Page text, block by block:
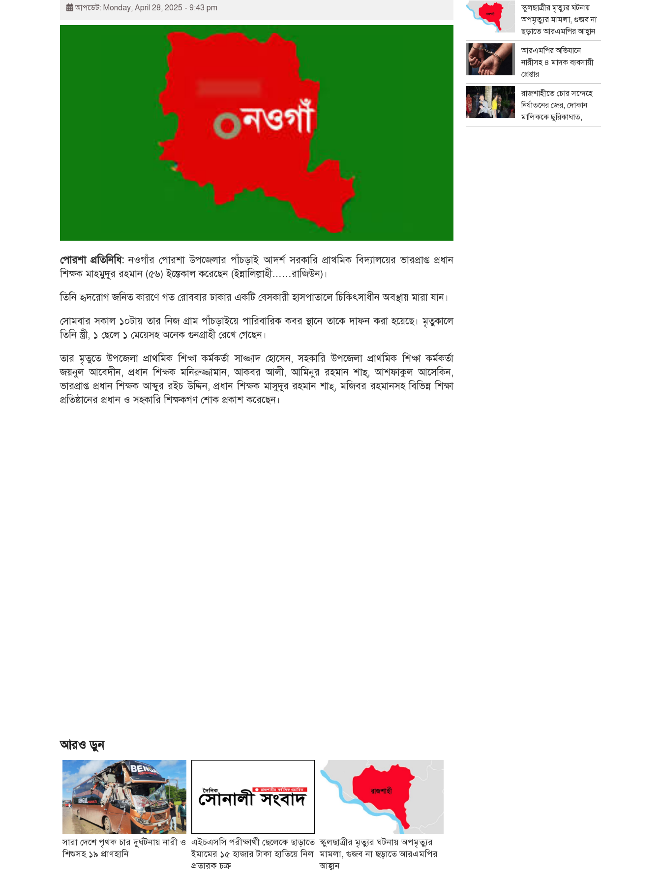
আপডেট: Monday, April 28, 2025 - 9:43 pm
পোরশা প্রতিনিধি: নওগাঁর পোরশা উপজেলার পাঁচড়াই আদর্শ সরকারি প্রাথমিক বিদ্যালয়ের ভারপ্রাপ্ত প্রধান
শিক্ষক মাহমুদুর রহমান (৫৬) ইন্তেকাল করেছেন (ইন্নালিল্লাহী……রাজিউন)।
তিনি হৃদরোগ জনিত কারণে গত রোববার ঢাকার একটি বেসকারী হাসপাতালে চিকিৎসাধীন অবস্থায় মারা যান।
সোমবার সকাল ১০টায় তার নিজ গ্রাম পাঁচড়াইয়ে পারিবারিক কবর স্থানে তাকে দাফন করা হয়েছে। মৃতুকালে
তিনি স্ত্রী, ১ ছেলে ১ মেয়েসহ অনেক গুনগ্রাহী রেখে গেছেন।
তার মৃতুতে উপজেলা প্রাথমিক শিক্ষা কর্মকর্তা সাজ্জাদ হোসেন, সহকারি উপজেলা প্রাথমিক শিক্ষা কর্মকর্তা
জয়নুল আবেদীন, প্রধান শিক্ষক মনিরুজ্জামান, আকবর আলী, আমিনুর রহমান শাহ্, আশফাকুল আসেকিন,
ভারপ্রাপ্ত প্রধান শিক্ষক আব্দুর রইচ উদ্দিন, প্রধান শিক্ষক মাসুদুর রহমান শাহ্, মজিবর রহমানসহ বিভিন্ন শিক্ষা
প্রতিষ্ঠানের প্রধান ও সহকারি শিক্ষকগণ শোক প্রকাশ করেছেন।
আরও ড়ুন
সারা দেশে পৃথক চার দুর্ঘটনায় নারী ও
শিশুসহ ১৯ প্রাণহানি
এইচএসসি পরীক্ষার্থী ছেলেকে ছাড়াতে
ইমামের ১৫ হাজার টাকা হাতিয়ে নিল
প্রতারক চক্র
স্কুলছাত্রীর মৃত্যুর ঘটনায় অপমৃত্যুর
মামলা, গুজব না ছড়াতে আরএমপির
আহ্বান
স্কুলছাত্রীর মৃত্যুর ঘটনায়
অপমৃত্যুর মামলা, গুজব না
ছড়াতে আরএমপির আহ্বান
আরএমপির অভিযানে
নারীসহ ৪ মাদক ব্যবসায়ী
গ্রেপ্তার
রাজশাহীতে চোর সন্দেহে
নির্যাতনের জের, দোকান
মালিককে ছুরিকাঘাত,
মামলা